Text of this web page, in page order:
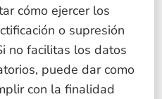
cómo ejercer los
o supresión
no facilitas los datos
puede dar como
con la finalidad